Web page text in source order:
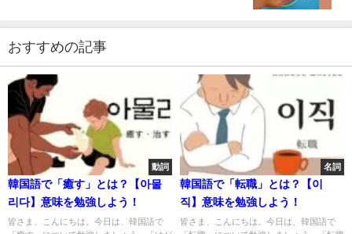
おすすめの記事
動詞
韓国語で「癒す」とは？【아물
리다】意味を勉強しよう！
皆さま、こんにちは。今日は、韓国語で
名詞
韓国語で「転職」とは？【이
직】意味を勉強しよう！
皆さま、こんにちは。今日は、韓国語で